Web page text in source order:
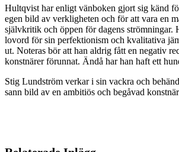
Hultqvist har enligt vänboken gjort sig känd
egen bild av verkligheten och för att vara en
självkritik och öppen för dagens strömningar.
lovord för sin perfektionism och kvalitativa
ut. Noteras bör att han aldrig fått en negativ
konstnärer förunnat. Ändå har han haft ett
Stig Lundström verkar i sin vackra och
sann bild av en ambitiös och begåvad